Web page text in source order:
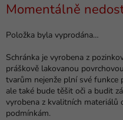
cena:
Momentálně
Položka byla vyprodána…
Schránka je vyrobena z
práškově lakovanou
tvarům nejenže plní své funkce
ale také bude těšit oči a budit
vyrobena z kvalitních
podmínkám.